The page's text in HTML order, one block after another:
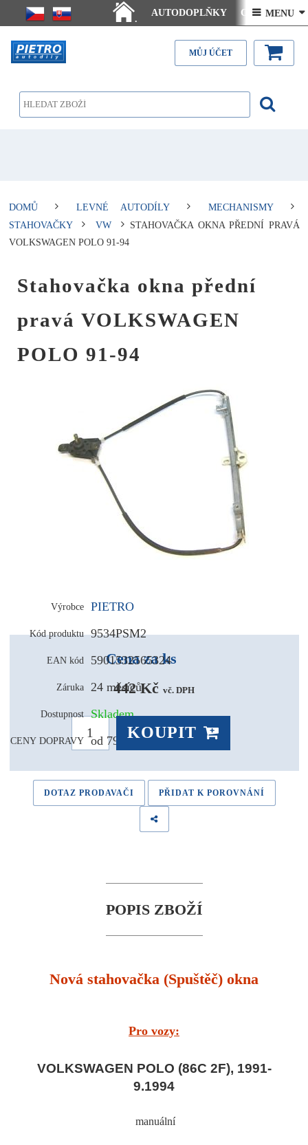
.
AUTODOPLŇKY Ceny doručení
Články - návody Kontakt
 MENU 
MŮJ ÚČET
DOMŮ LEVNÉ AUTODÍLY
MECHANISMY
STAHOVAČKY
VW
STAHOVAČKA OKNA PŘEDNÍ PRAVÁ
VOLKSWAGEN POLO 91-94
Stahovačka okna přední
pravá VOLKSWAGEN
POLO 91-94
Výrobce PIETRO
Kód produktu 9534PSM2
EAN kód 5901532565324
Záruka 24 měsíců
Dostupnost Skladem
CENY DOPRAVY od 79,- Kč
Cena za ks
442 Kč vč. DPH
KOUPIT
DOTAZ PRODAVAČI PŘIDAT K POROVNÁNÍ
POPIS ZBOŽÍ
Nová stahovačka (Spuštěč) okna
Pro vozy:
VOLKSWAGEN POLO (86C 2F), 1991-
9.1994
manuální